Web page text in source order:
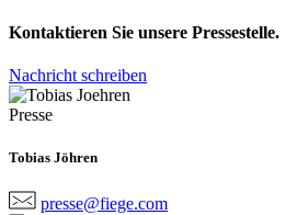
Kontaktieren Sie unsere Pressestelle.
Nachricht schreiben
Presse
Tobias Jöhren
presse@fiege.com